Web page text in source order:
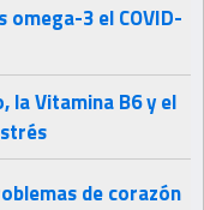
omega-3 el COVID-
la Vitamina B6 y el
de corazón